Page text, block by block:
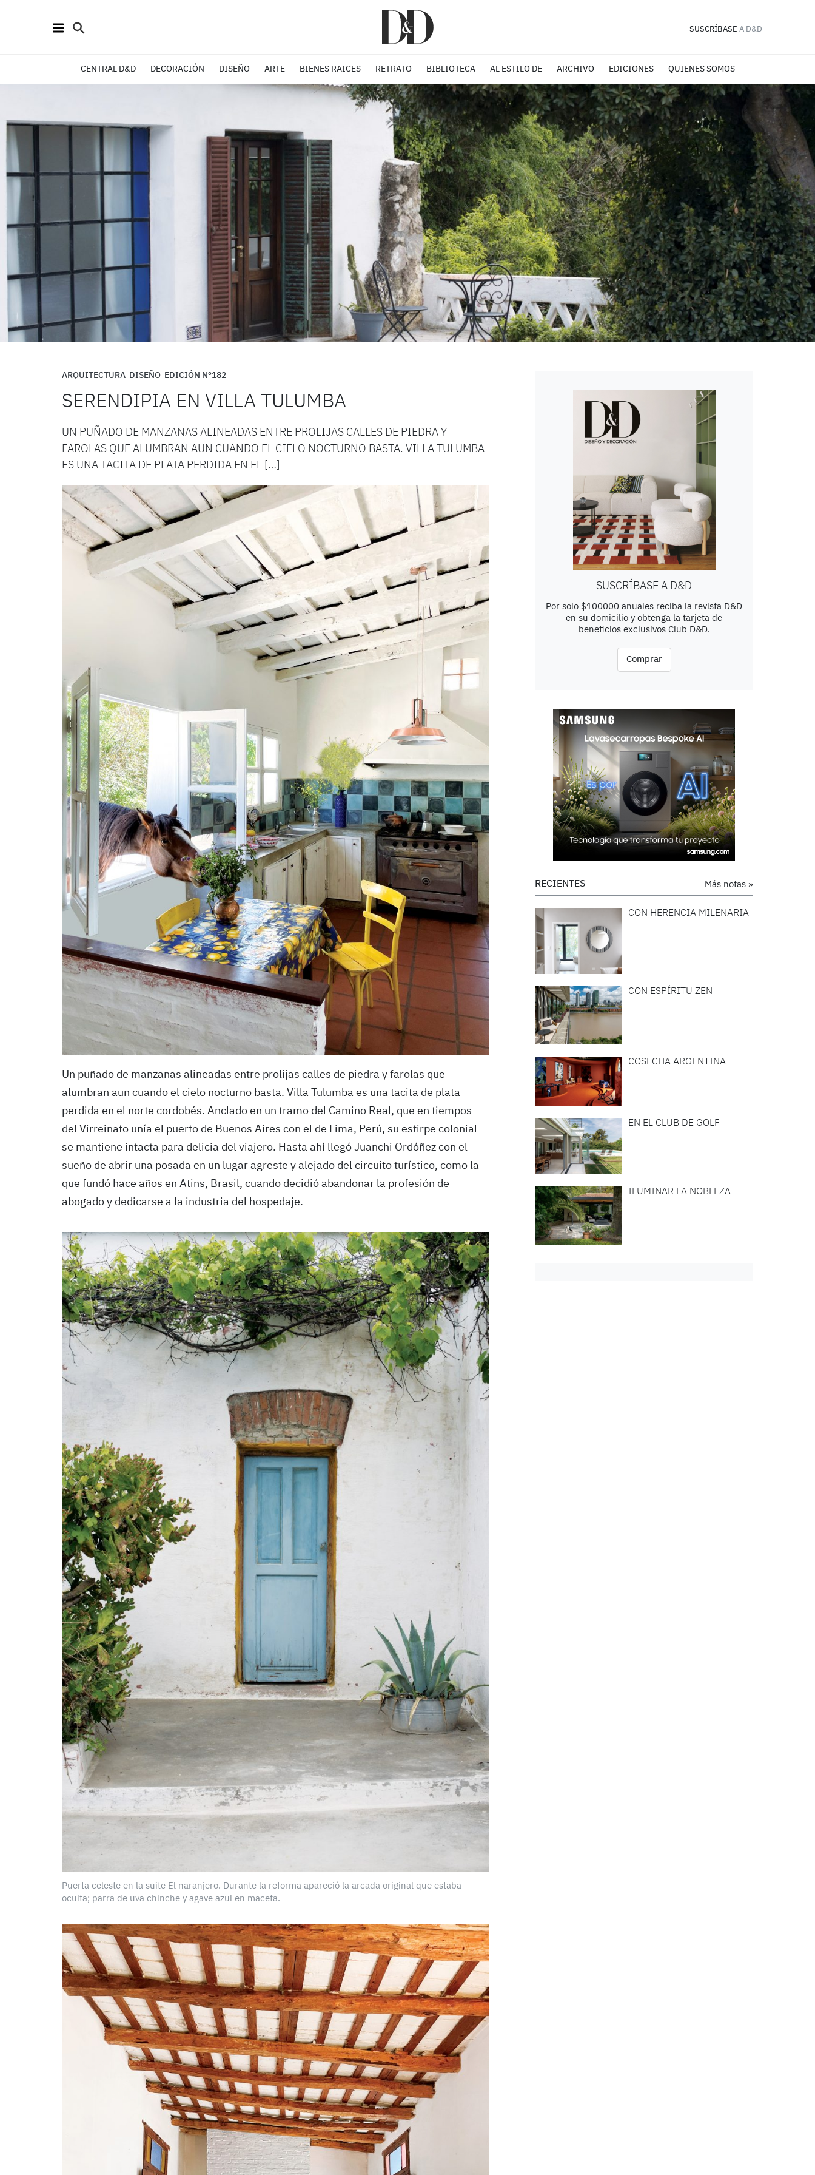
SUSCRÍBASE A D&D
CENTRAL D&D DECORACIÓN DISEÑO ARTE BIENES RAICES RETRATO BIBLIOTECA AL ESTILO DE ARCHIVO EDICIONES QUIENES SOMOS
ARQUITECTURA DISEÑO EDICIÓN Nº182
SERENDIPIA EN VILLA TULUMBA
UN PUÑADO DE MANZANAS ALINEADAS ENTRE PROLIJAS CALLES DE PIEDRA Y
FAROLAS QUE ALUMBRAN AUN CUANDO EL CIELO NOCTURNO BASTA. VILLA TULUMBA
ES UNA TACITA DE PLATA PERDIDA EN EL […]
Un puñado de manzanas alineadas entre prolijas calles de piedra y farolas que
alumbran aun cuando el cielo nocturno basta. Villa Tulumba es una tacita de plata
perdida en el norte cordobés. Anclado en un tramo del Camino Real, que en tiempos
del Virreinato unía el puerto de Buenos Aires con el de Lima, Perú, su estirpe colonial
se mantiene intacta para delicia del viajero. Hasta ahí llegó Juanchi Ordóñez con el
sueño de abrir una posada en un lugar agreste y alejado del circuito turístico, como la
que fundó hace años en Atins, Brasil, cuando decidió abandonar la profesión de
abogado y dedicarse a la industria del hospedaje.
Puerta celeste en la suite El naranjero. Durante la reforma apareció la arcada original que estaba
oculta; parra de uva chinche y agave azul en maceta.
SUSCRÍBASE A D&D
Por solo $100000 anuales reciba la revista D&D
en su domicilio y obtenga la tarjeta de
beneficios exclusivos Club D&D.
Comprar
Más notas »
RECIENTES
CON HERENCIA MILENARIA
CON ESPÍRITU ZEN
COSECHA ARGENTINA
EN EL CLUB DE GOLF
ILUMINAR LA NOBLEZA